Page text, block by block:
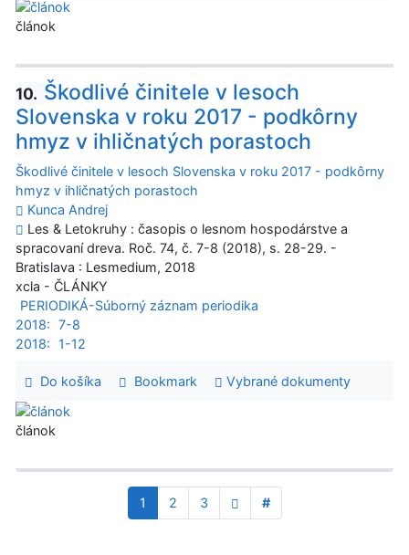
článok
10. Škodlivé činitele v lesoch
Slovenska v roku 2017 - podkôrny
hmyz v ihličnatých porastoch
Škodlivé činitele v lesoch Slovenska v roku 2017 - podkôrny
hmyz v ihličnatých porastoch
Kunca Andrej
Les & Letokruhy : časopis o lesnom hospodárstve a
spracovaní dreva. Roč. 74, č. 7-8 (2018), s. 28-29. -
Bratislava : Lesmedium, 2018
xcla - ČLÁNKY
PERIODIKÁ-Súborný záznam periodika
2018: 7-8
2018:
1-12
Do košíka Bookmark Vybrané dokumenty
článok
1 2 3 #